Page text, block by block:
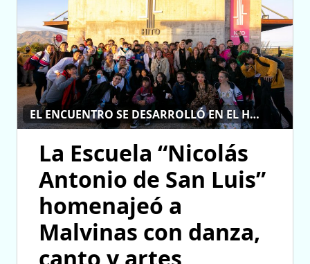
EL ENCUENTRO SE DESARROLLÓ EN EL HITO DEL BICENTENARIO
La Escuela “Nicolás
Antonio de San Luis”
homenajeó a
Malvinas con danza,